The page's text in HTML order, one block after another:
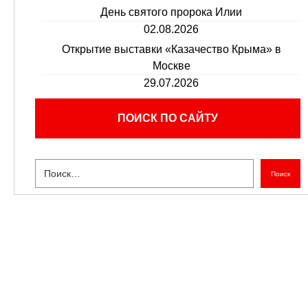
День святого пророка Илии
02.08.2026
Открытие выставки «Казачество Крыма» в
Москве
29.07.2026
ПОИСК ПО САЙТУ
Поиск